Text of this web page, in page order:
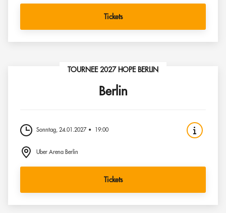
Tickets
TOURNEE 2027 HOPE BERLIN
Berlin
Sonntag, 24.01.2027 19:00
Uber Arena Berlin
Tickets